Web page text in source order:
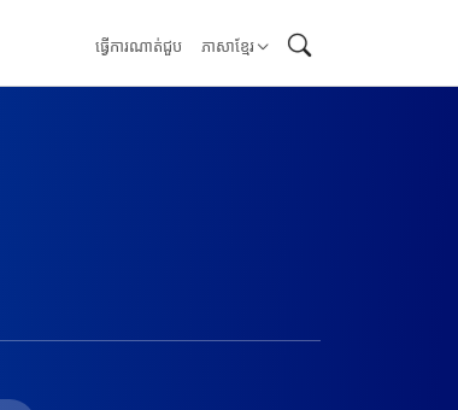
ធ្វើការណាត់ជួប ភាសាខ្មែរ